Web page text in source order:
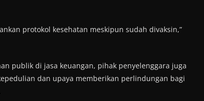
protokol kesehatan meskipun sudah divaksin,”
publik di jasa keuangan, pihak penyelenggara juga
dan upaya memberikan perlindungan bagi